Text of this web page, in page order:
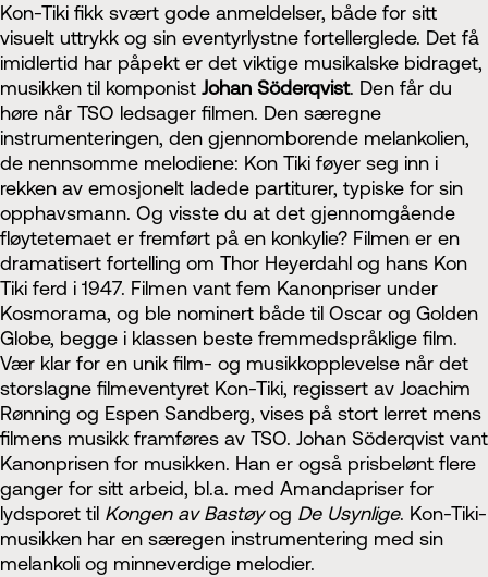
Kon-Tiki fikk svært gode anmeldelser, både for sitt
visuelt uttrykk og sin eventyrlystne fortellerglede. Det få
imidlertid har påpekt er det viktige musikalske bidraget,
musikken til komponist Johan Söderqvist. Den får du
høre når TSO ledsager filmen. Den særegne
instrumenteringen, den gjennomborende melankolien,
de nennsomme melodiene: Kon Tiki føyer seg inn i
rekken av emosjonelt ladede partiturer, typiske for sin
opphavsmann. Og visste du at det gjennomgående
fløytetemaet er fremført på en konkylie? Filmen er en
dramatisert fortelling om Thor Heyerdahl og hans Kon
Tiki ferd i 1947. Filmen vant fem Kanonpriser under
Kosmorama, og ble nominert både til Oscar og Golden
Globe, begge i klassen beste fremmedspråklige film.
Vær klar for en unik film- og musikkopplevelse når det
storslagne filmeventyret Kon-Tiki, regissert av Joachim
Rønning og Espen Sandberg, vises på stort lerret mens
filmens musikk framføres av TSO. Johan Söderqvist vant
Kanonprisen for musikken. Han er også prisbelønt flere
ganger for sitt arbeid, bl.a. med Amandapriser for
lydsporet til Kongen av Bastøyog De Usynlige. Kon-Tiki-
musikken har en særegen instrumentering med sin
melankoli og minneverdige melodier.